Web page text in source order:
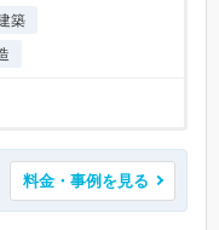
築
料金・事例を見る